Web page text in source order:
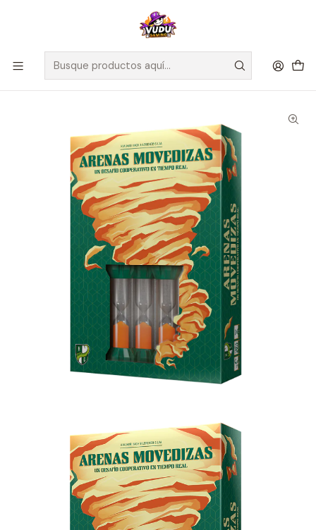
🚀 ¡Despachamos a todo Chile! Envío GRATIS a Regiones sobre
$100.000 y a RM sobre $35.000
Inicio Juegos de Mesa Cooperativos
Arenas Movedizas - Español